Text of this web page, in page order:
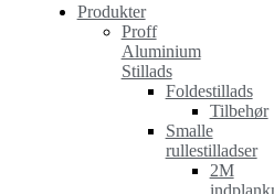
Produkter
Proff
Aluminium
Stillads
Foldestillads
Tilbehør
Smalle
rullestilladser
2M